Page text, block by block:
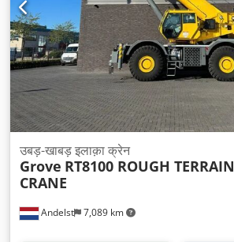
Andelst 7,089 km
उबड़-खाबड़ इलाक़ा क्रेन
Grove RT8100 ROUGH TERRAIN
CRANE